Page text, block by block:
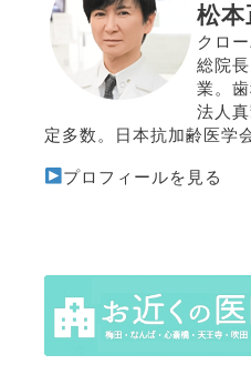
松本
クロ
総院
業。
法人
定多数。日本抗加齢医学
プロフィールを見る